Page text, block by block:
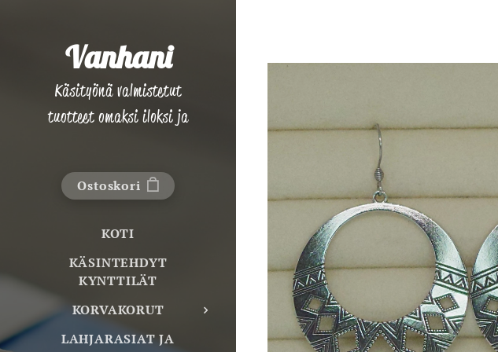
Vanhani
Käsityönä valmistetut
tuotteet omaksi iloksi ja
Ostoskori
KOTI
KÄSINTEHDYT
KYNTTILÄT
KORVAKORUT
LAHJARASIAT JA